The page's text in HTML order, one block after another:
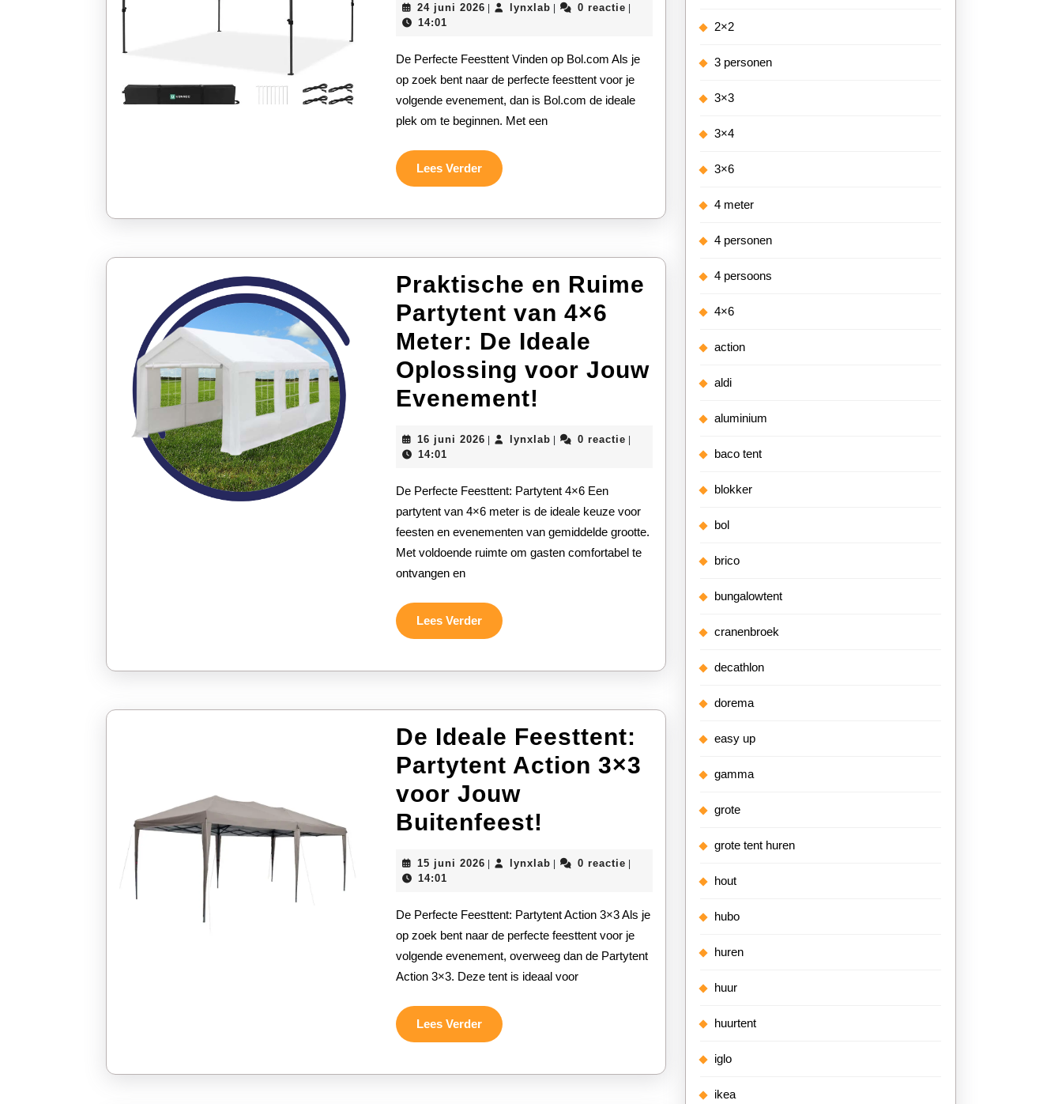
Perfecte
Bol.com
Partytent
voor
24 juni 202624
lynxlablynxlab0 reactie
14:01
De Perfecte Feesttent Vinden op Bol.com Als je
op zoek bent naar de perfecte feesttent voor je
volgende evenement, dan is Bol.com de ideale
plek om te beginnen. Met een
Lees VerderLees
Verder
Praktische en Ruime
Partytent van 4×6
Meter: De Ideale
Oplossing voor Jouw
Evenement!
Ruime
Partytent
van
4×6
Jouw
Evenement!
16 juni 202616
lynxlablynxlab0 reactie
14:01
De Perfecte Feesttent: Partytent 4×6 Een
partytent van 4×6 meter is de ideale keuze voor
feesten en evenementen van gemiddelde grootte.
Met voldoende ruimte om gasten comfortabel te
ontvangen en
Lees VerderLees
Verder
De Ideale Feesttent:
Partytent Action 3×3
voor Jouw
Buitenfeest!
Feesttent:
Partytent
Action
3×3
15 juni 202615
lynxlablynxlab0 reactie
14:01
De Perfecte Feesttent: Partytent Action 3×3 Als je
op zoek bent naar de perfecte feesttent voor je
volgende evenement, overweeg dan de Partytent
Action 3×3. Deze tent is ideaal voor
Lees VerderLees
Verder
2×2
3 personen
3×3
3×4
3×6
4 meter
4 personen
4 persoons
4×6
action
aldi
aluminium
baco tent
blokker
bol
brico
bungalowtent
cranenbroek
decathlon
dorema
easy up
gamma
grote
grote tent huren
hout
hubo
huren
huur
huurtent
iglo
ikea